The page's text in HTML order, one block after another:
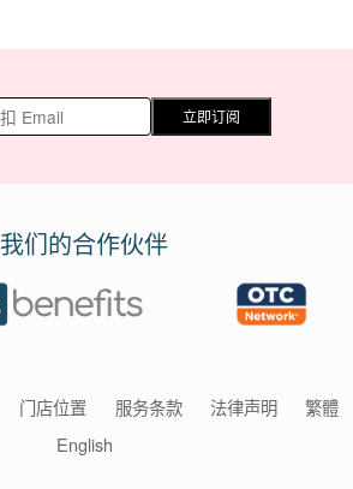
立即订阅
我们的合作伙伴
门店位置 服务条款 法律声明
繁體
English